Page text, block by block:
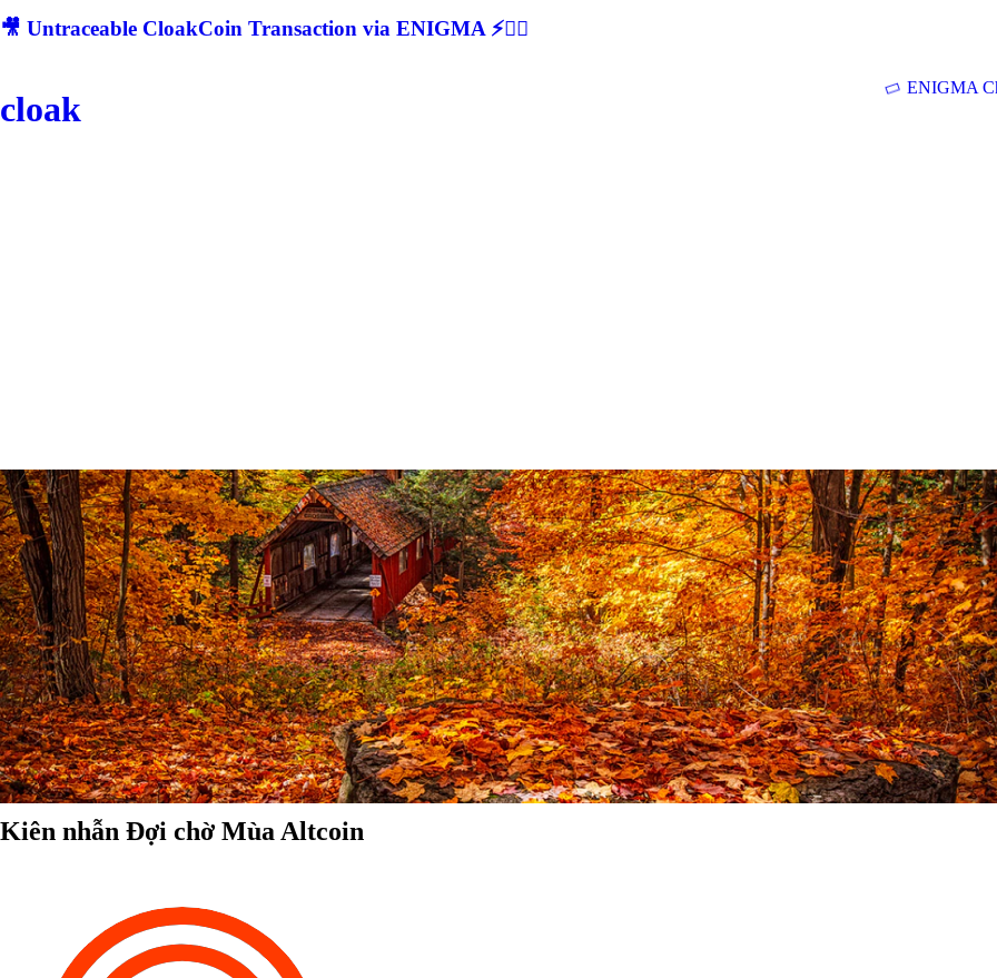
🎥 Untraceable CloakCoin Transaction via ENIGMA ⚡🕵‍♂
cloak
ENIGMA
Kiên nhẫn Đợi chờ Mùa Altcoin